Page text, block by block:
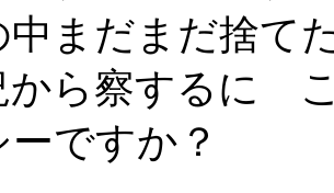
中まだまだ捨て
から察するに
ーですか？